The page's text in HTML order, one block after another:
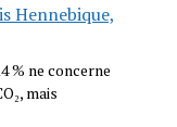
Hennebique,
% ne concerne
mais